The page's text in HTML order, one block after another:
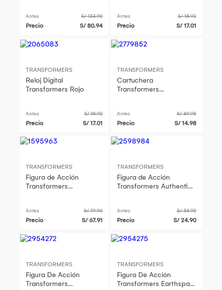
Antes S/ 134.90
Precio S/ 80.94
Antes S/ 18.90
Precio S/ 17.01
TRANSFORMERS
Reloj Digital
Transformers Rojo
Antes S/ 18.90
Precio S/ 17.01
TRANSFORMERS
Cartuchera
Transformers
Antes S/ 49.95
Precio S/ 14.98
TRANSFORMERS
Figura de Acción
Transformers
Antes S/ 79.90
Precio S/ 67.91
TRANSFORMERS
Figura de Acción
Transformers Authentics
Antes S/ 34.90
Precio S/ 24.90
TRANSFORMERS
Figura De Acción
Transformers
TRANSFORMERS
Figura De Acción
Transformers Earthspark